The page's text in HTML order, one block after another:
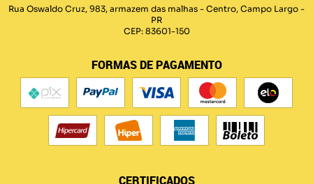
Rua Oswaldo Cruz, 983, armazem das malhas - Centro, Campo Largo -
PR
CEP: 83601-150
FORMAS DE PAGAMENTO
CERTIFICADOS